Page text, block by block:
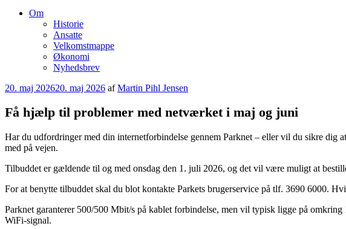
Om
Historie
Ansatte
Velkomstmappe
Økonomi
Nyhedsbrev
Udgivet
20. maj 202620. maj 2026 afMartin Pihl Jensen
Få hjælp til problemer med netværket i maj og juni
Har du udfordringer med din internetforbindelse gennem Parknet – eller vil du sikre dig
med på vejen.
Tilbuddet er gældende til og med onsdag den 1. juli 2026, og det vil være muligt at
For at benytte tilbuddet skal du blot kontakte Parkets brugerservice på tlf. 3690 6000.
Parknet garanterer 500/500 Mbit/s på kablet forbindelse, men vil typisk ligge på
WiFi-signal.